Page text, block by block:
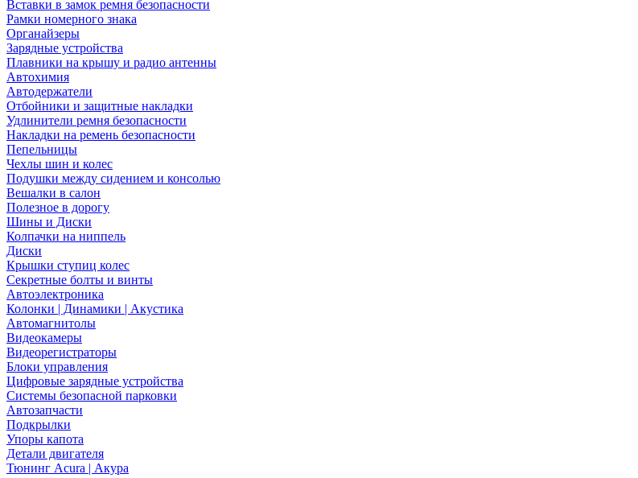
Вставки в замок ремня безопасности
Рамки номерного знака
Органайзеры
Зарядные устройства
Плавники на крышу и радио антенны
Автохимия
Автодержатели
Отбойники и защитные накладки
Удлинители ремня безопасности
Накладки на ремень безопасности
Пепельницы
Чехлы шин и колес
Подушки между сидением и консолью
Вешалки в салон
Полезное в дорогу
Шины и Диски
Колпачки на ниппель
Диски
Крышки ступиц колес
Секретные болты и винты
Автоэлектроника
Колонки | Динамики | Акустика
Автомагнитолы
Видеокамеры
Видеорегистраторы
Блоки управления
Цифровые зарядные устройства
Системы безопасной парковки
Автозапчасти
Подкрылки
Упоры капота
Детали двигателя
Тюнинг Acura | Акура